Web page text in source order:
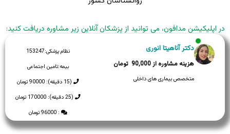
در اپلیکیشن مدافون، می توانید از پزشکان آنلاین زیر مشاوره دریافت کنید:
نظام پزشکی:153247
بیمه:تامین اجتماعی
(15 دقیقه): 90000 تومان
(25 دقیقه): 170000 تومان
: 96000 تومان
دکتر آناهیتا انوری
90,000
متخصص بیماری های داخلی